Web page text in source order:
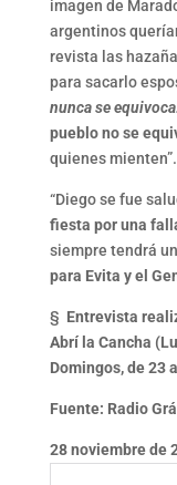
imagen de
argentinos
revista las
para sacarlo
nunca se equivoca.
pueblo no se
quienes mienten”.
“Diego se fue
fiesta por una
siempre tendrá
para Evita y el
§ Entrevista
Abrí la Cancha
Domingos, de 23
Fuente: Radio
28 noviembre de